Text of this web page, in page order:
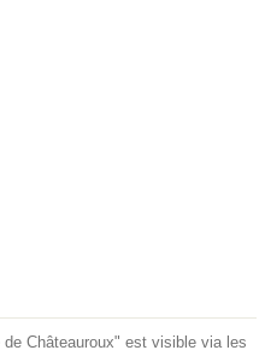
Châteauroux" est visible via les